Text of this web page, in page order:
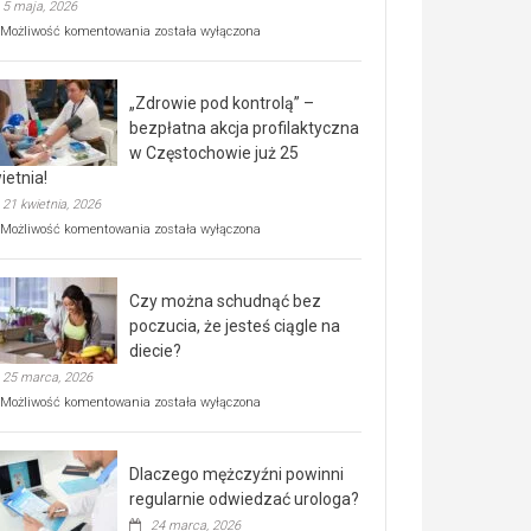
5 maja, 2026
Możliwość komentowania Rusza
rehabilitacji
dla
seniorów!
została wyłączona
„Zdrowie pod kontrolą” –
bezpłatna akcja profilaktyczna
w Częstochowie już 25
21 kwietnia, 2026
Możliwość komentowania „Zdrowie
bezpłatna
akcja
profilaktyczna
w
już
kwietnia!
została wyłączona
Czy można schudnąć bez
poczucia, że jesteś ciągle na
diecie?
25 marca, 2026
Możliwość komentowania Czy
poczucia,
że
została wyłączona
Dlaczego mężczyźni powinni
regularnie odwiedzać urologa?
24 marca, 2026